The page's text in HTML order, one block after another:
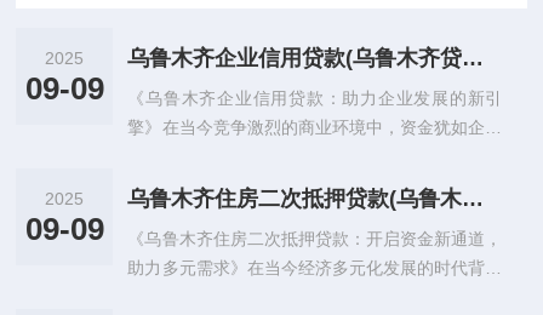
2025
09-09
乌鲁木齐企业信用贷款(乌鲁木齐贷款最快是哪一家公司)
《乌鲁木齐企业信用贷款：助力企业发展的新引
擎》在当今竞争激烈的商业环境中，资金犹如企业
用，而在新疆这片广袤而...
2025
09-09
乌鲁木齐住房二次抵押贷款(乌鲁木齐住房二次抵押贷款利率多少)
《乌鲁木齐住房二次抵押贷款：开启资金新通道，
助力多元需求》在当今经济多元化发展的时代背景